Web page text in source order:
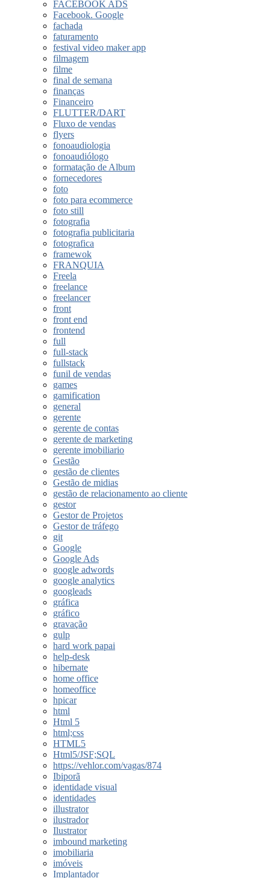
FACEBOOK ADS
Facebook. Google
fachada
faturamento
festival video maker app
filmagem
filme
final de semana
finanças
Financeiro
FLUTTER/DART
Fluxo de vendas
flyers
fonoaudiologia
fonoaudiólogo
formatação de Album
fornecedores
foto
foto para ecommerce
foto still
fotografia
fotografia publicitaria
fotografica
framewok
FRANQUIA
Freela
freelance
freelancer
front
front end
frontend
full
full-stack
fullstack
funil de vendas
games
gamification
general
gerente
gerente de contas
gerente de marketing
gerente imobiliario
Gestão
gestão de clientes
Gestão de midias
gestão de relacionamento ao cliente
gestor
Gestor de Projetos
Gestor de tráfego
git
Google
Google Ads
google adwords
google analytics
googleads
gráfica
gráfico
gravação
gulp
hard work papai
help-desk
hibernate
home office
homeoffice
hpicar
html
Html 5
html;css
HTML5
Html5/JSF;SQL
https://vehlor.com/vagas/874
Ibiporã
identidade visual
identidades
illustrator
ilustrador
Ilustrator
imbound marketing
imobiliaria
imóveis
Implantador